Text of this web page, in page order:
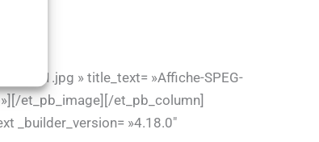
» title_text= »Affiche-SPEG-
et_pb_image][/et_pb_column]
_builder_version= »4.18.0″